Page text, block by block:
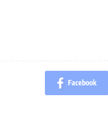
Facebook